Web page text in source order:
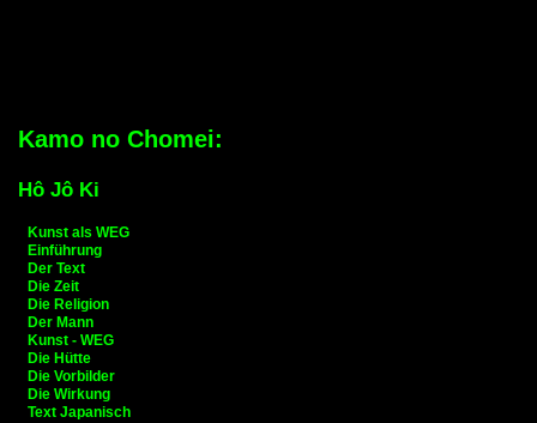
Kamo no Chomei:
Hô Jô Ki
Kunst als WEG
Einführung
Der Text
Die Zeit
Die Religion
Der Mann
Kunst - WEG
Die Hütte
Die Vorbilder
Die Wirkung
Text Japanisch